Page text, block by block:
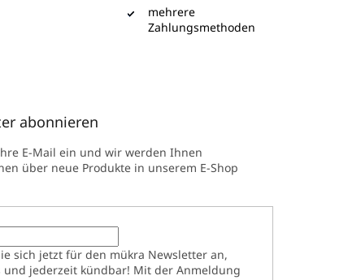
mehrere
Zahlungsmethoden
abonnieren
E-Mail ein und wir werden Ihnen
über neue Produkte in unserem E-Shop
sich jetzt für den mükra Newsletter an,
und jederzeit kündbar! Mit der Anmeldung